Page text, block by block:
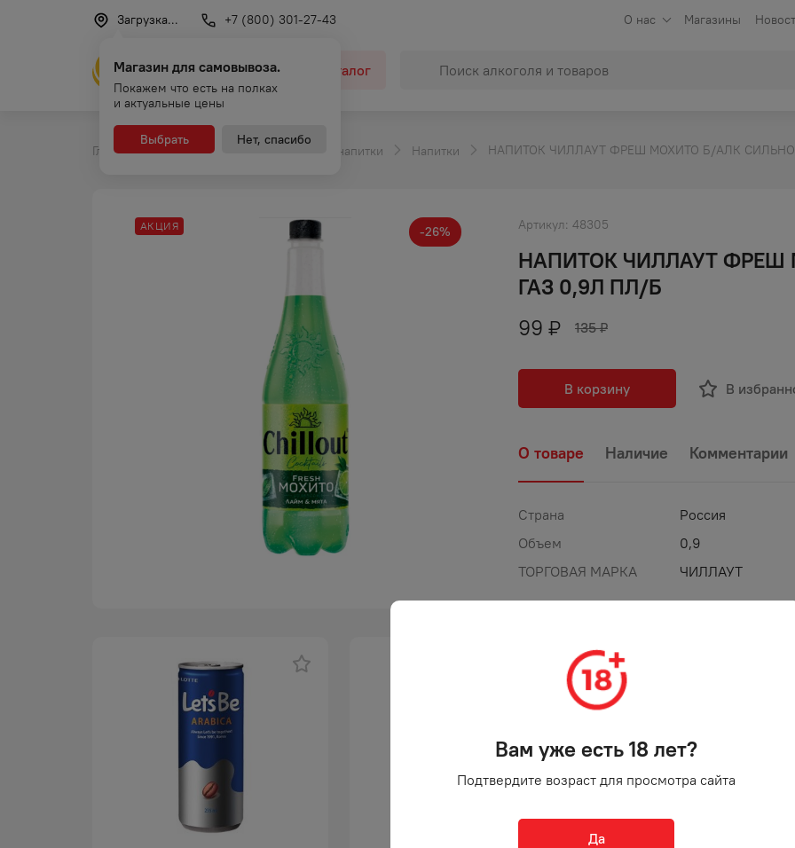
Загрузка... +7 (800) 301-27-43 О нас Магазины
Каталог
Магазин для самовывоза.
Покажем что есть на полках
и актуальные цены
Выбрать Нет, спасибо
Главная Каталог Безалкогольные напитки Напитки НАПИТОК ЧИЛЛАУТ ФРЕШ МОХИТО Б/АЛК
-26%
АКЦИЯ Артикул: 48305
НАПИТОК ЧИЛЛАУТ
ГАЗ 0,9Л ПЛ/Б
99 ₽ 135 ₽
В корзину В
О товаре Наличие Комментарии
Страна
Россия
Объем
0,9
ТОРГОВАЯ МАРКА
ЧИЛЛАУТ
Вам уже есть 18 лет?
Подтвердите возраст для просмотра сайта
Да